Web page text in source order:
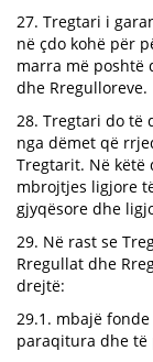
27. Tregtari i
në çdo kohë për
marra më poshtë
dhe Rregulloreve.
28. Tregtari do të
nga dëmet që
Tregtarit. Në këtë
mbrojtjes ligjore
gjyqësore dhe
29. Në rast se
Rregullat dhe
drejtë:
29.1. mbajë
paraqitura dhe të